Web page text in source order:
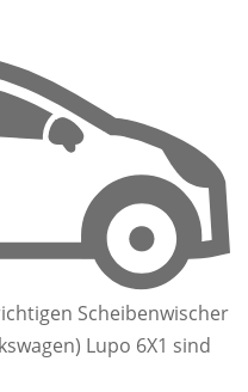
Scheibenwischer
Lupo 6X1 sind